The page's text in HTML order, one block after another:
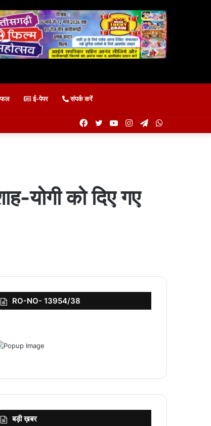
ई-पेपर संपर्क करें
Telegram
Instagram
YouTube
Twitter
Facebook
योगी को दिए गए
RO-NO- 13954/38
बड़ी ख़बर